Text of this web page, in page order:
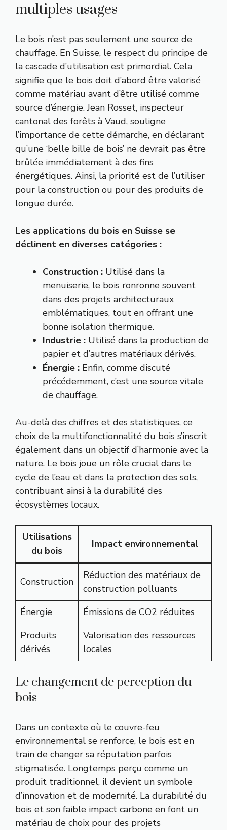
multiples usages
Le bois n’est pas seulement une source de
chauffage. En Suisse, le respect du principe de
la cascade d’utilisation est primordial. Cela
signifie que le bois doit d’abord être valorisé
comme matériau avant d’être utilisé comme
source d’énergie. Jean Rosset, inspecteur
cantonal des forêts à Vaud, souligne
l’importance de cette démarche, en déclarant
qu’une ‘belle bille de bois’ ne devrait pas être
brûlée immédiatement à des fins
énergétiques. Ainsi, la priorité est de l’utiliser
pour la construction ou pour des produits de
longue durée.
Les applications du bois en Suisse se
déclinent en diverses catégories :
Construction : Utilisé dans la
menuiserie, le bois ronronne souvent
dans des projets architecturaux
emblématiques, tout en offrant une
bonne isolation thermique.
Industrie : Utilisé dans la production de
papier et d’autres matériaux dérivés.
Énergie : Enfin, comme discuté
précédemment, c’est une source vitale
de chauffage.
Au-delà des chiffres et des statistiques, ce
choix de la multifonctionnalité du bois s’inscrit
également dans un objectif d’harmonie avec la
nature. Le bois joue un rôle crucial dans le
cycle de l’eau et dans la protection des sols,
contribuant ainsi à la durabilité des
écosystèmes locaux.
Utilisations
du bois
Impact environnemental
Construction
Réduction des matériaux de
construction polluants
Énergie
Émissions de CO2 réduites
Produits
dérivés
Valorisation des ressources
locales
Le changement de perception du
bois
Dans un contexte où le couvre-feu
environnemental se renforce, le bois est en
train de changer sa réputation parfois
stigmatisée. Longtemps perçu comme un
produit traditionnel, il devient un symbole
d’innovation et de modernité. La durabilité du
bois et son faible impact carbone en font un
matériau de choix pour des projets